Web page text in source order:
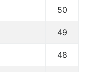
50
49
48